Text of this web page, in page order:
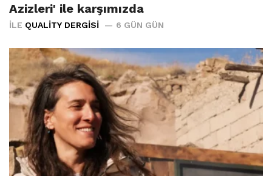
Azizleri' ile karşımızda
İLE QUALITY DERGISI 6 GÜN GÜN